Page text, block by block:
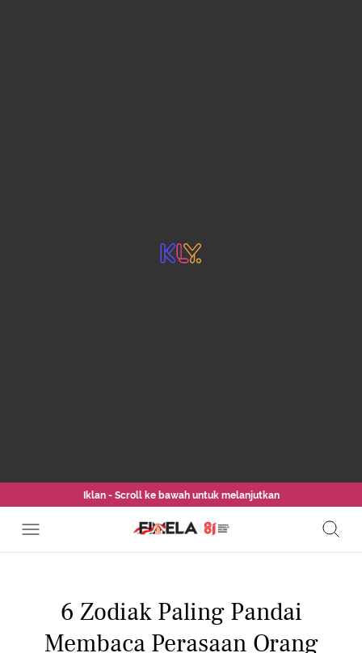
Iklan - Scroll ke bawah untuk melanjutkan
6 Zodiak Paling Pandai
Membaca Perasaan Orang